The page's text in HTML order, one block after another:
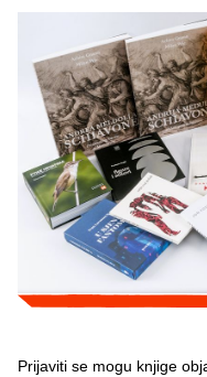
Prijaviti se mogu knjige